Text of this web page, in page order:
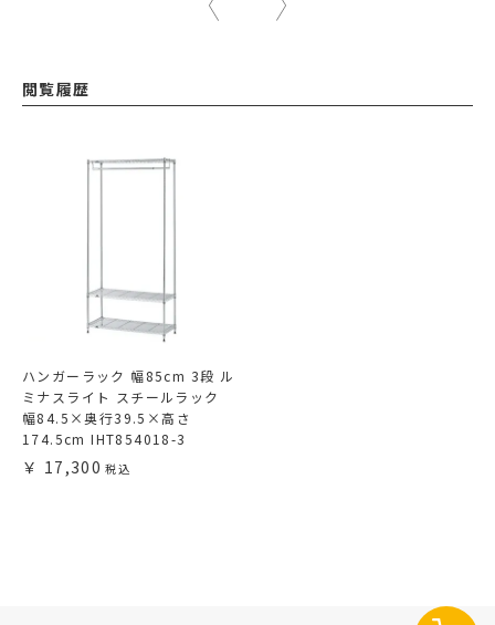
閲覧履歴
ハンガーラック 幅85cm 3段 ル
ミナスライト スチールラック
幅84.5×奥行39.5×高さ
174.5cm IHT854018-3
17,300